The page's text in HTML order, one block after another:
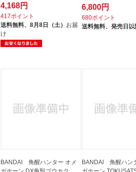
4,168円
417ポイント
送料無料、 8月8日（土） お届
け
6,800円
680ポイント
送料無料、発売日
BANDAI 角醒ハンター オメ
BANDAI 角醒ハン